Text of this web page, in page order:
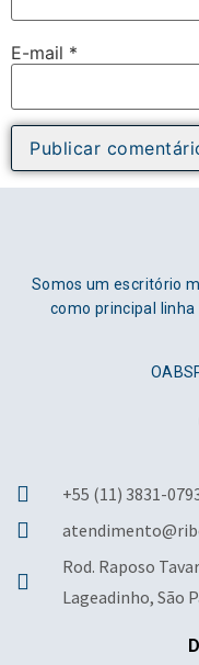
E-mail *
Somos um escritório
como principal
+55 (11) 3831-
Rod. Raposo
Lageadinho, São